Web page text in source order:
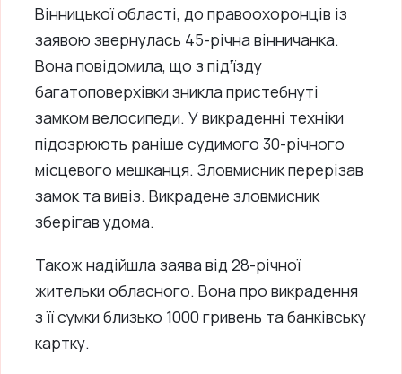
Вінницької області, до правоохоронців із
заявою звернулась 45-річна вінничанка.
Вона повідомила, що з під’їзду
багатоповерхівки зникла пристебнуті
замком велосипеди. У викраденні техніки
підозрюють раніше судимого 30-річного
місцевого мешканця. Зловмисник перерізав
замок та вивіз. Викрадене зловмисник
зберігав удома.
Також надійшла заява від 28-річної
жительки обласного. Вона про викрадення
з її сумки близько 1000 гривень та банківську
картку.